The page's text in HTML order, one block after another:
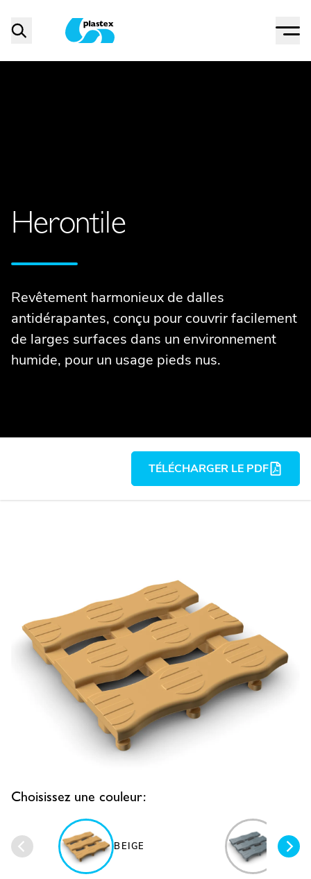
Menu
Herontile
Revêtement harmonieux de dalles
antidérapantes, conçu pour couvrir facilement
de larges surfaces dans un environnement
humide, pour un usage pieds nus.
TÉLÉCHARGER LE PDF
Choisissez une couleur:
BEIGE